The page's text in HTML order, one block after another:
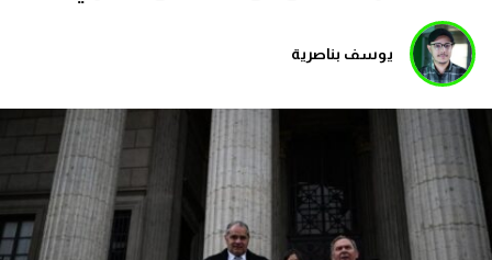
يوسف بناصرية